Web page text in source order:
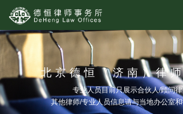
北京德恒（济南）律
专业人员目前只展示合伙人/顾问
其他律师/专业人员信息请与当地办公室